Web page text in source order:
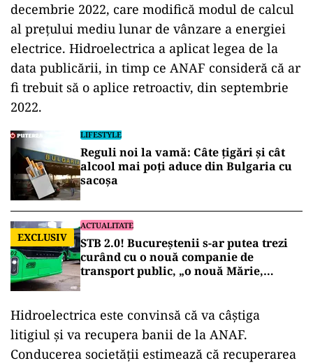
decembrie 2022, care modifică modul de calcul
al prețului mediu lunar de vânzare a energiei
electrice. Hidroelectrica a aplicat legea de la
data publicării, in timp ce ANAF consideră că ar
fi trebuit să o aplice retroactiv, din septembrie
2022.
LIFESTYLE
Reguli noi la vamă: Câte țigări și cât
alcool mai poți aduce din Bulgaria cu
sacoșa
EXCLUSIV
ACTUALITATE
STB 2.0! Bucureștenii s-ar putea trezi
curând cu o nouă companie de
transport public, „o nouă Mărie,
Hidroelectrica este convinsă că va câștiga
litigiul și va recupera banii de la ANAF.
Conducerea societății estimează că recuperarea